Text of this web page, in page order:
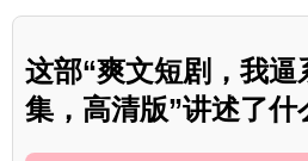
这部“爽文短剧，我
集，高清版”讲述了什